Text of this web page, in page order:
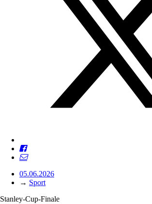
05.06.2026
→ Sport
Stanley-Cup-Finale